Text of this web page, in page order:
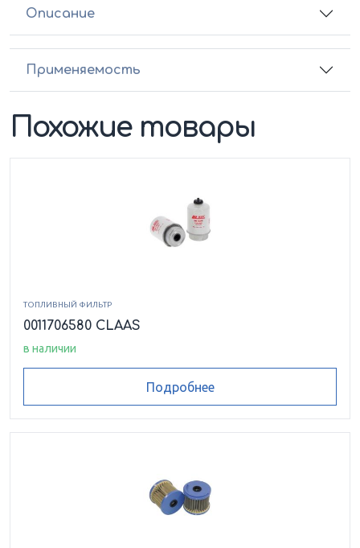
Описание
Применяемость
Похожие товары
ТОПЛИВНЫЙ ФИЛЬТР
0011706580 CLAAS
в наличии
Подробнее